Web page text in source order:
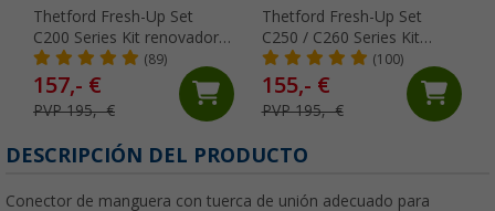
Thetford Fresh-Up Set
C200 Series Kit renovador
WC Casette
(89)
157,- €
PVP 195,- €
Thetford Fresh-Up Set
C250 / C260 Series Kit
renovador WC Casette
(100)
155,- €
PVP 195,- €
DESCRIPCIÓN DEL PRODUCTO
Conector de manguera con tuerca de unión adecuado para